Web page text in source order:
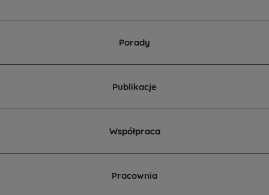
Porady
Publikacje
Współpraca
Pracownia